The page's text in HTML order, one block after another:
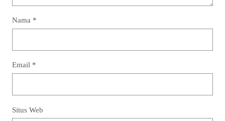
Nama *
Email *
Situs Web